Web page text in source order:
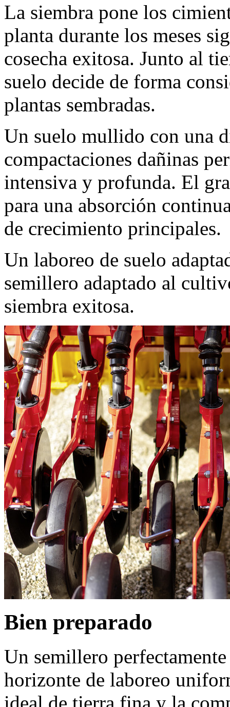
La siembra pone los
planta durante los meses
cosecha exitosa. Junto al
suelo decide de forma
plantas sembradas.
Un suelo mullido con una
compactaciones dañinas
intensiva y profunda. El
para una absorción
de crecimiento principales.
Un laboreo de suelo
semillero adaptado al
siembra exitosa.
Bien preparado
Un semillero
horizonte de laboreo
ideal de tierra fina y la